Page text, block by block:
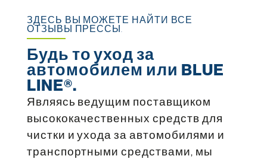
ЗДЕСЬ ВЫ МОЖЕТЕ НАЙТИ ВСЕ
ОТЗЫВЫ ПРЕССЫ.
Будь то уход за
автомобилем или BLUE
LINE®.
Являясь ведущим поставщиком
высококачественных средств для
чистки и ухода за автомобилями и
транспортными средствами, мы